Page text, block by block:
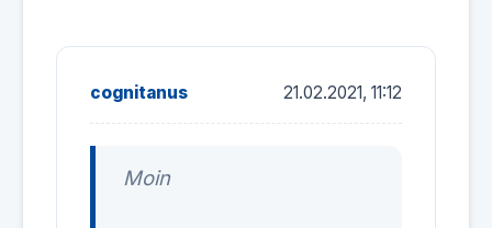
cognitanus 21.02.2021, 11:12
Moin